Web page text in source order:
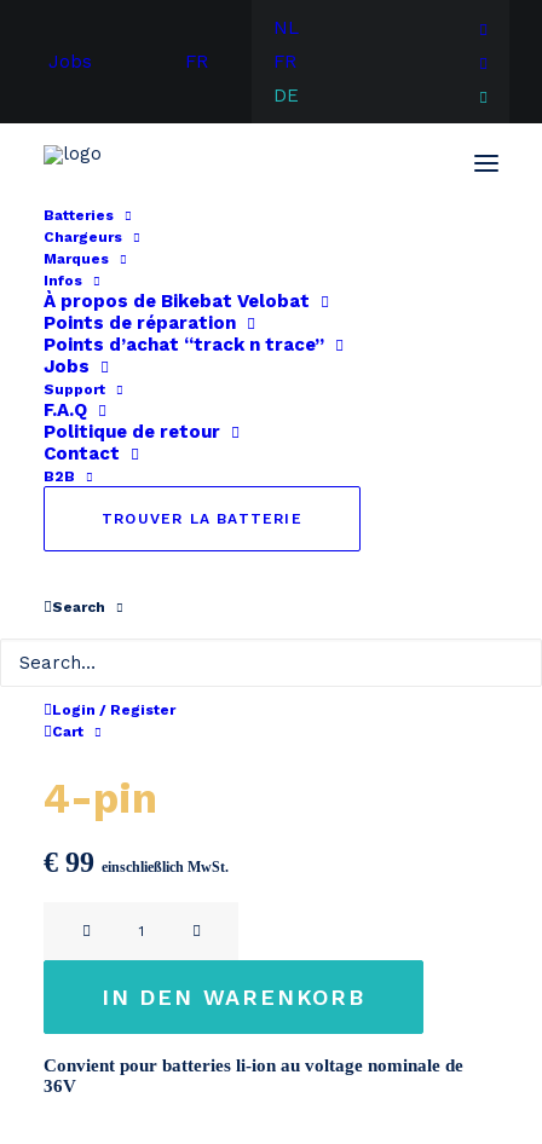
Jobs FR
NL
FR
DE
Batteries
Chargeurs
Marques
Infos
À propos de Bikebat Velobat
Points de réparation
Points d’achat “track n trace”
Jobs
Support
F.A.Q
Politique de retour
Contact
B2B
TROUVER LA BATTERIE
Search
Login / Register
Cart
Start Chargeurs
Chargeur 36V 3A XLR 4-pin
Chargeur 36V 3A XLR
4-pin
€ 99 einschließlich MwSt.
pin
IN DEN WARENKORB
Convient pour batteries li-ion au voltage nominale de
36V